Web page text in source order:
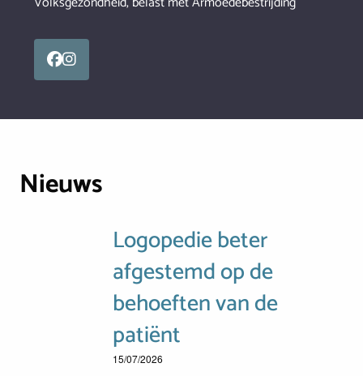
Nieuws
Logopedie beter
afgestemd op de
behoeften van de
patiënt
15/07/2026